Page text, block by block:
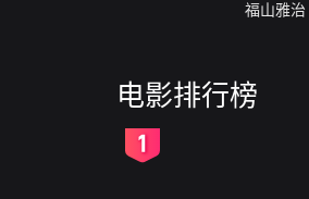
福山雅治
电影排行榜